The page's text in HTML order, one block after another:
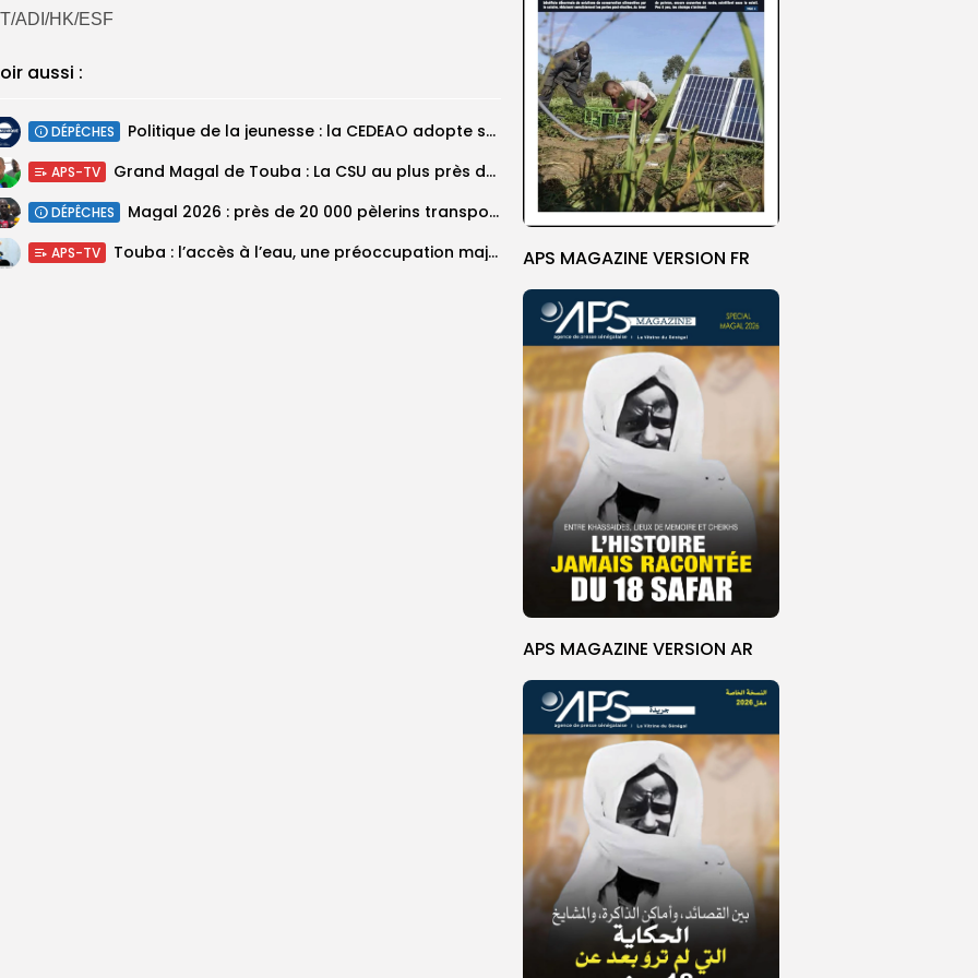
APS MAGAZINE VERSION FR
APS MAGAZINE VERSION AR
ADI/HK/ESF
aussi :
DÉPÊCHES Politique de la jeunesse : la CEDEAO adopte son plan d’actions stratégiques...
APS-TV Grand Magal de Touba : La CSU au plus près des pèlerins
DÉPÊCHES Magal 2026 : près de 20 000 pèlerins transportés vers Touba en...
APS-TV Touba : l’accès à l’eau, une préoccupation majeure avant le Grand Magal